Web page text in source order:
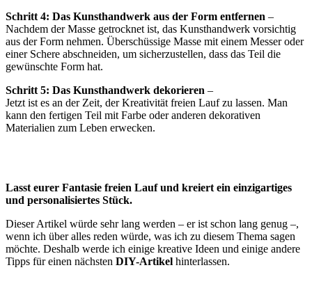
Schritt 4: Das Kunsthandwerk aus der Form entfernen –
Nachdem der Masse getrocknet ist, das Kunsthandwerk vorsichtig
aus der Form nehmen. Überschüssige Masse mit einem Messer oder
einer Schere abschneiden, um sicherzustellen, dass das Teil die
gewünschte Form hat.
Schritt 5: Das Kunsthandwerk dekorieren –
Jetzt ist es an der Zeit, der Kreativität freien Lauf zu lassen. Man
kann den fertigen Teil mit Farbe oder anderen dekorativen
Materialien zum Leben erwecken.
Lasst eurer Fantasie freien Lauf und kreiert ein einzigartiges
und personalisiertes Stück.
Dieser Artikel würde sehr lang werden – er ist schon lang genug –,
wenn ich über alles reden würde, was ich zu diesem Thema sagen
möchte. Deshalb werde ich einige kreative Ideen und einige andere
Tipps für einen nächsten DIY-Artikel hinterlassen.